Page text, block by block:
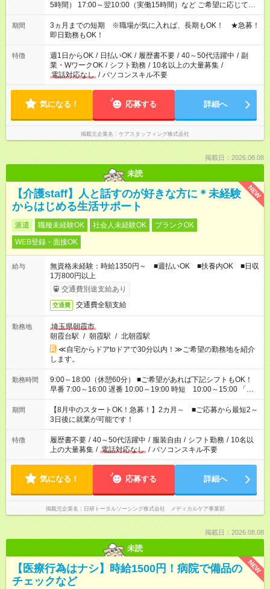
5時間） 17:00～翌10:00（実働15時間）など ご希望に応じて、
働く時間は調整できます！ お気軽に担当へ相談ください！
期間
3ヵ月までの短期 ※職場が気に入れば、長期もOK！ ★急募！
即日勤務もOK！
特徴 週1日からOK / 日払いOK / 履歴書不要 / 40～50代活躍中 / 副
業・WワークOK / シフト勤務 / 10名以上の大量募集 /
電話対応なし / パソコンスキル不要
気になる！ 応募する 詳細へ
掲載元企業名 ケアスタッフィング株式会社
掲載日：2026.08.08
未読
NEW
【介護staff】人と話すのが好きな方に＊未経験
からはじめる生活サポート
派遣 職種未経験OK 社会人未経験OK
ブランクOK
WEB登録・面接OK
給与
無資格未経験：時給1350円～ ■週払いOK ■扶養内OK ■日収
1万800円以上
交通費別途支給あり
交通費 交通費全額支給
勤務地
埼玉県朝霞市
朝霞台駅 / 朝霞駅 / 北朝霞駅
≪自宅からドアtoドアで30分以内！≫ご希望の勤務地を紹介
します。
勤務時間
9:00～18:00（休憩60分） ■ご希望があれば下記シフトもOK！
早番 7:00～16:00 遅番 10:00～19:00 時短 10:00～15:00 「家
族と休みを合わせたい」 「余裕を持って夕飯の準備がしたい」
「できれば残業はしたくない」 など、ご希望を教えてください
ね。 ※Wワーク希望の方へ 今ご覧のお仕事で希望する勤務時間
と、もう1つのお仕事の勤務時間。 合計で週40時間を超える場
合は応募できません。
期間
【8月中のスタートOK！急募！】2カ月～ ■ご応募から最短2～
3日後に就業が可能です！
特徴 履歴書不要 / 40～50代活躍中 / 服装自由 / シフト勤務 / 10名以
上の大量募集 / 電話対応なし / パソコンスキル不要
気になる！ 応募する 詳細へ
掲載元企業名 日研トータルソーシング株式会社 メディカルケア事業部
掲載日：2026.08.08
未読
NEW
【医療行為はナシ】時給1500円！病院で備品の
チェックなど